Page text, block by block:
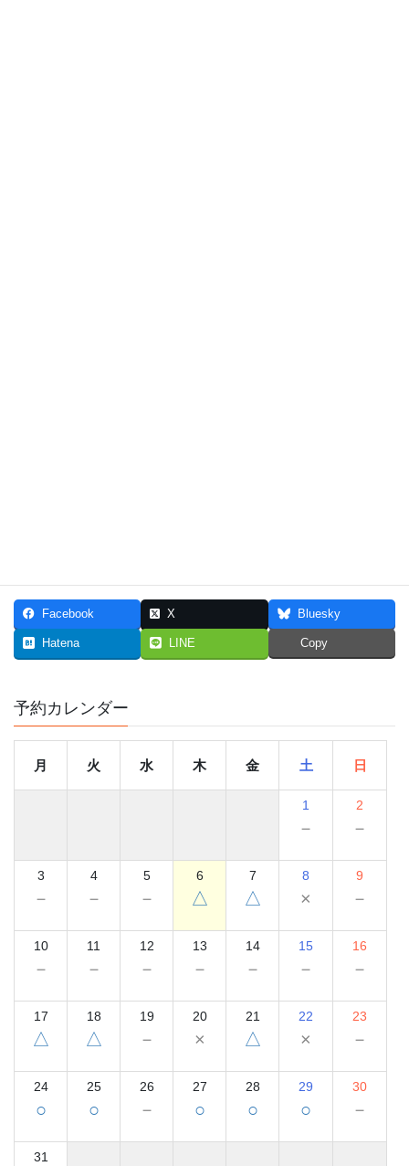
Facebook X Bluesky
Hatena LINE Copy
予約カレンダー
月 火 水 木 金 土 日
1
－
2
－
3
－
4
－
5
－
6
△
7
△
8
×
9
－
10
－
11
－
12
－
13
－
14
－
15
－
16
－
17
△
18
△
19
－
20
×
21
△
22
×
23
－
24
○
25
○
26
－
27
○
28
○
29
○
30
－
31